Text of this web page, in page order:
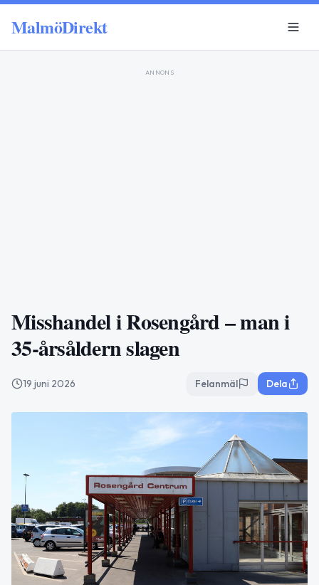
MalmöDirekt
ANNONS
Misshandel i Rosengård – man i
35-årsåldern slagen
19 juni 2026 Felanmäl Dela